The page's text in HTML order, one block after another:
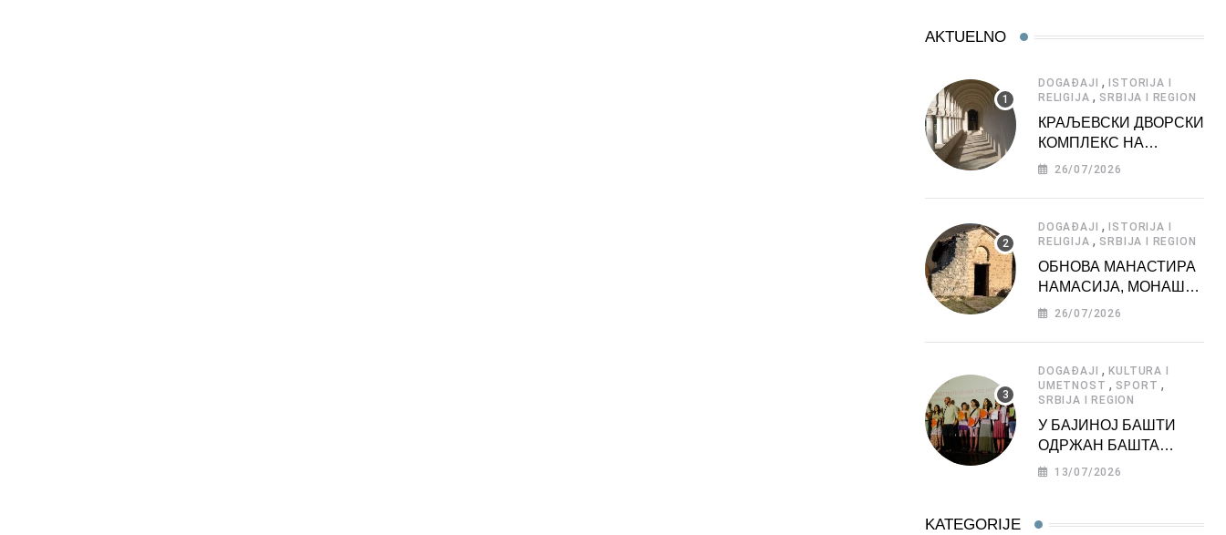
AKTUELNO
DOGAĐAJI , ISTORIJA I
RELIGIJA , SRBIJA I REGION
КРАЉЕВСКИ ДВОРСКИ
КОМПЛЕКС НА
ДЕДИЊУ –
АТРАКЦИЈА
26/07/2026
DOGAĐAJI , ISTORIJA I
RELIGIJA , SRBIJA I REGION
ОБНОВА МАНАСТИРА
НАМАСИЈА, МОНАШКЕ
ЗАДУЖБИНЕ
26/07/2026
DOGAĐAJI ,KULTURA I
UMETNOST , SPORT ,
SRBIJA I REGION
У БАЈИНОЈ БАШТИ
ОДРЖАН БАШТА
ФЕСТ 2026
13/07/2026
KATEGORIJE